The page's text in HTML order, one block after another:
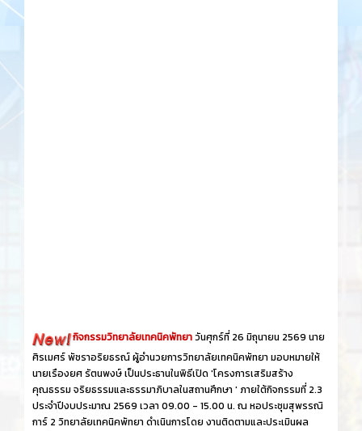
กิจกรรมวิทยาลัยเทคนิคพัทยาวันศุกร์​ที่ 26 ​มิถุนายน​ 2569 นาย
ศิรเมศร์ พัชราอริยธรณ์ ผู้อำนวยการวิทยาลัยเทคนิคพัทยา มอบหมายให้
นายเรืองยศ รัตนพงษ์ เป็นประธานในพิธีเปิด 'โครงการเสริมสร้าง
คุณธรรม จริยธรรมและธรรมาภิบาลในสถานศึกษา ' ภายใต้กิจกรรมที่ 2.3
ประจำปีงบประมาณ 2569 เวลา 09.00 - 15.00 น. ณ หอประชุมสุพรรณิ
การ์ 2 วิทยาลัยเทคนิคพัทยา ดำเนินการโดย งานติดตามและประเมินผล